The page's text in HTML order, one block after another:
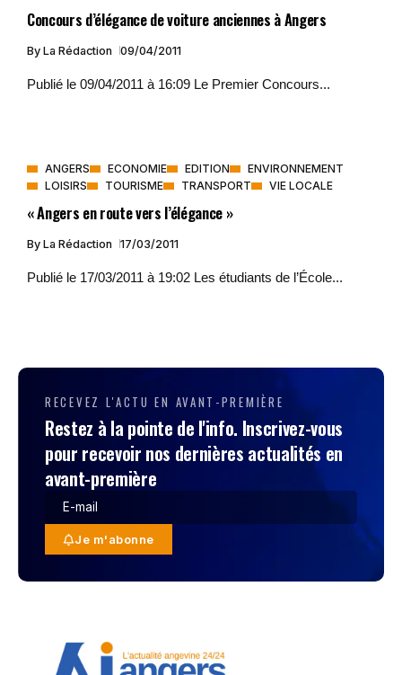
Concours d’élégance de voiture anciennes à Angers
By La Rédaction 09/04/2011
Publié le 09/04/2011 à 16:09 Le Premier Concours...
ANGERS ECONOMIE EDITION
ENVIRONNEMENT
LOISIRS
TOURISME TRANSPORT VIE LOCALE
« Angers en route vers l’élégance »
By La Rédaction 17/03/2011
Publié le 17/03/2011 à 19:02 Les étudiants de l’École...
RECEVEZ L'ACTU EN AVANT-PREMIÈRE
Restez à la pointe de l'info. Inscrivez-vous
pour recevoir nos dernières actualités en
avant-première
Je m'abonne